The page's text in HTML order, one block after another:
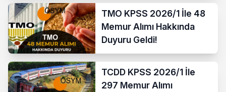
TMO KPSS 2026/1 İle 48
Memur Alımı Hakkında
Duyuru Geldi!
TCDD KPSS 2026/1 İle
297 Memur Alımı